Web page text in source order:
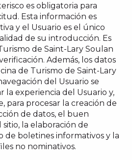
es obligatoria para
Esta información es
y el Usuario es el único
de su introducción. Es
de Saint-Lary Soulan
Además, los datos
de Turismo de Saint-Lary
del Usuario se
la experiencia del Usuario y,
para procesar la creación de
de datos, el buen
la elaboración de
de boletines informativos y la
no nominativos.